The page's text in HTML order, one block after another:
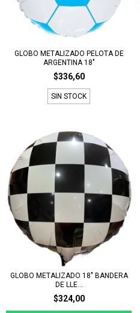
GLOBO METALIZADO PELOTA DE
ARGENTINA 18"
$336,60
SIN STOCK
GLOBO METALIZADO 18" BANDERA
DE LLE...
$324,00